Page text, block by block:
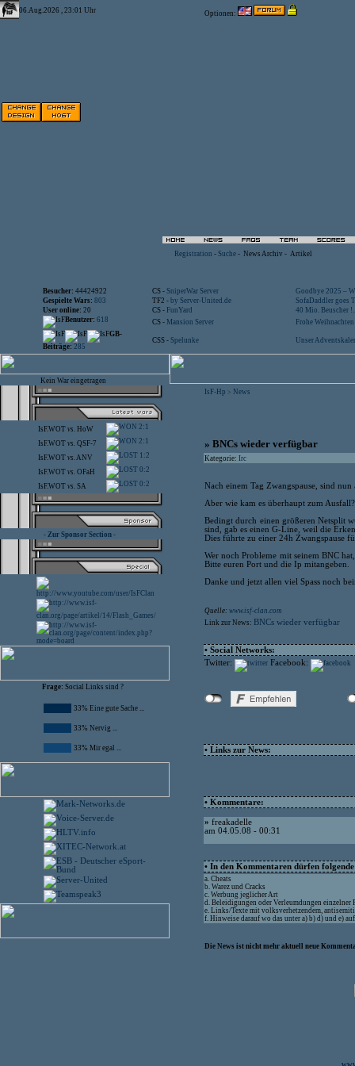
06.Aug.2026 , 23:01 Uhr Optionen:
Registration - Suche - News Archiv - Artikel
Besucher: 44424922 CS - SniperWar Server
Goodbye 2025 –
Gespielte Wars: 803 TF2 - by Server-United.de
SofaDaddler goes
User online: 20 CS - FunYard
40 Mio. Beuscher
Benutzer: 618 CS - Mansion Server
Frohe
GB-
Beiträge: 285
CSS - Spelunke Unser
Kein War eingetragen
IsF.WOT vs. HoW 2:1
IsF.WOT vs. QSF-7 2:1
IsF.WOT vs.ANV 1:2
IsF.WOT vs. OFaH 0:2
IsF.WOT vs. SA 0:2
- Zur Sponsor Section -
Frage: Social Links sind ?
33% Eine gute Sache ...
33% Nervig ...
33% Mir egal ...
IsF-Hp > News
» BNCs wieder verfügbar
Kategorie: Irc
Nach einem Tag Zwangspause, sind
Aber wie kam es überhaupt zum
Bedingt durch einen größeren Netsplit
sind, gab es einen G-Line, weil die
Dies führte zu einer 24h Zwangspause
Wer noch Probleme mit seinem BNC
Bitte euren Port und die Ip mitangeben.
Danke und jetzt allen viel Spass noch
Quelle: www.isf-clan.com
Link zur News: BNCs wieder verfügbar
• Social Networks:
Twitter:
Facebook:
• Links zur News:
• Kommentare:
» freakadelle
am 04.05.08 - 00:31
• In den Kommentaren dürfen
a. Cheats
b. Warez und Cracks
c. Werbung jeglicher Art
d. Beleidigungen oder Verleumdungen einzelner
e. Links/Texte mit volksverhetzendem,
f. Hinweise darauf wo das unter a) b) d) und e)
Die News ist nicht mehr aktuell neue